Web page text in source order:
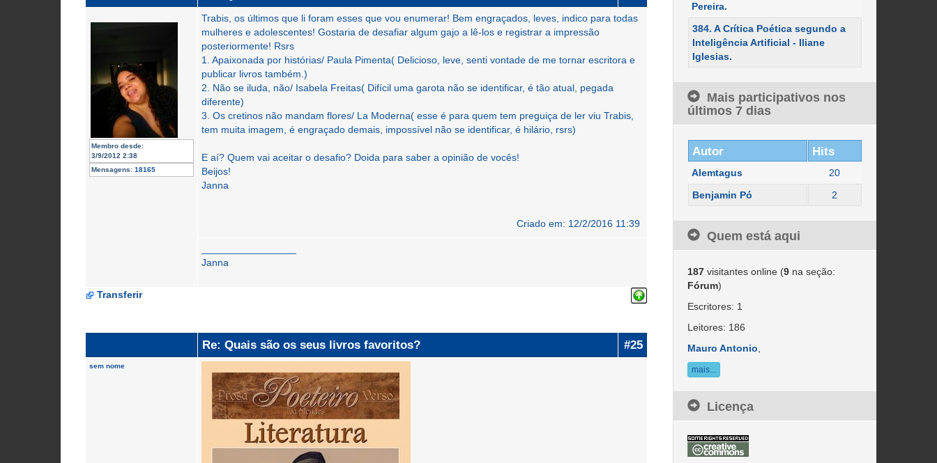
Membro desde:
3/9/2012 2:38
Mensagens: 18165
Trabis, os últimos que li foram esses que vou enumerar! Bem engraçados, leves, indico para todas
mulheres e adolescentes! Gostaria de desafiar algum gajo a lê-los e registrar a impressão
posteriormente! Rsrs
1. Apaixonada por histórias/ Paula Pimenta( Delicioso, leve, senti vontade de me tornar escritora e
publicar livros também.)
2. Não se iluda, não/ Isabela Freitas( Difícil uma garota não se identificar, é tão atual, pegada
diferente)
3. Os cretinos não mandam flores/ La Moderna( esse é para quem tem preguiça de ler viu Trabis,
tem muita imagem, é engraçado demais, impossível não se identificar, é hilário, rsrs)
E aí? Quem vai aceitar o desafio? Doida para saber a opinião de vocês!
Beijos!
Janna
Criado em: 12/2/2016 11:39
Janna
Transferir
Re: Quais são os seus livros favoritos? #25
sem nome
Pereira.
384. A Crítica Poética segundo a
Inteligência Artificial - Iliane
Iglesias.
Mais participativos nos
últimos 7 dias
Autor Hits
Alemtagus
20
Benjamin Pó
2
Quem está aqui
187visitantes online (9na seção:
Fórum)
Escritores: 1
Leitores: 186
Mauro Antonio
mais...
Licença